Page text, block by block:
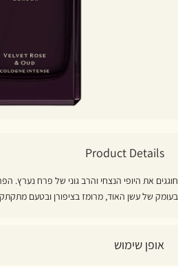
Product Details
חוגגים את היופי הנצחי והרב גוני של פרח נערץ.
בעומק של עשן האוד, מרומז בציפורן ובטעם
אופן שימוש